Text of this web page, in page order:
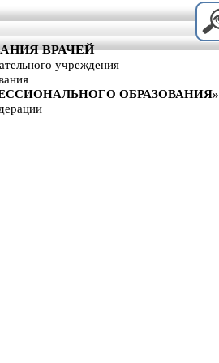
ВРАЧЕЙ
учреждения
ОБРАЗОВАНИЯ»